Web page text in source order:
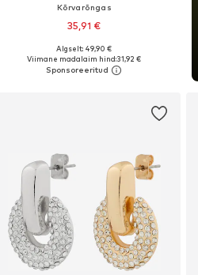
Kõrvarõngas
35,91 €
Saadaolevad suurused: One Size
Lisa ostukorvi
Algselt: 49,90 €
Viimane madalaim hind:31,92 €